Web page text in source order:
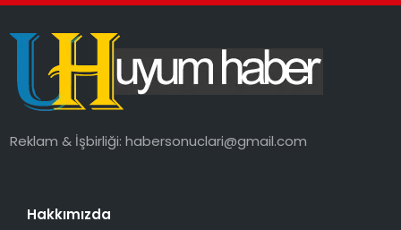
MAGAZIN
YAŞAM
Reklam & İşbirliği:habersonuclari@gmail.com
Hakkımızda